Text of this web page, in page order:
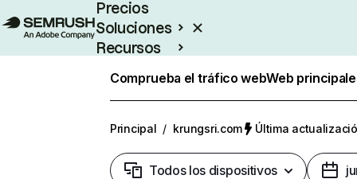
Precios
Soluciones
Recursos
Comprueba el tráfico webWeb
Principal / krungsri.com Última
Todos los dispositivos